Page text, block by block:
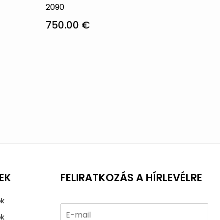
2090
750.00 €
választhatók
FELIRATKOZÁS A HÍRLEVÉLRE